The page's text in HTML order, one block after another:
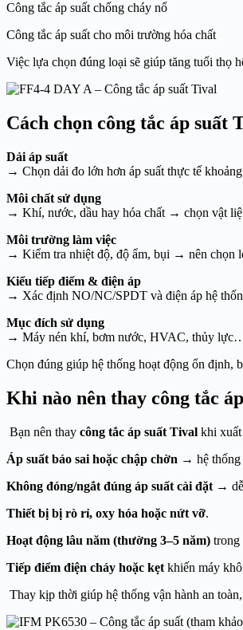
Công tắc áp suất chống cháy nổ
Công tắc áp suất cho môi trường hóa chất
Việc lựa chọn đúng loại sẽ giúp tăng tuổi thọ
Cách chọn công tắc áp suất
Dải áp suất
→ Chọn dải đo lớn hơn áp suất thực tế khoảng
Môi chất sử dụng
→ Khí, nước, dầu hay hóa chất → chọn vật
Môi trường làm việc
→ Kiểm tra nhiệt độ, độ ẩm, bụi → nên chọn
Kiểu tiếp điểm & điện áp
→ Xác định NO/NC/SPDT và điện áp hệ
Mục đích sử dụng
→ Máy nén khí, bơm nước, HVAC, thủy
Chọn đúng giúp hệ thống hoạt động ổn định,
Khi nào nên thay công tắc
Bạn nên thay công tắc áp suất Tival khi xuất
Áp suất báo sai hoặc chập chờn → hệ thống
Không đóng/ngắt đúng áp suất cài đặt →
Thiết bị bị rò rỉ, oxy hóa hoặc nứt vỡ.
Hoạt động lâu năm (thường 3–5 năm) trong
Tiếp điểm điện cháy hoặc kẹt khiến máy
Thay kịp thời giúp hệ thống vận hành an